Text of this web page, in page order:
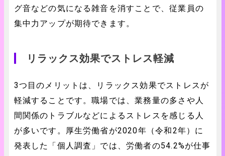
グ音などの気になる雑音を消すことで、従業員の
集中力アップが期待できます。
リラックス効果でストレス軽減
3つ目のメリットは、リラックス効果でストレスが
軽減することです。職場では、業務量の多さや人
間関係のトラブルなどによるストレスを感じる人
が多いです。厚生労働省が2020年（令和2年）に
発表した「個人調査」では、労働者の54.2%が仕事